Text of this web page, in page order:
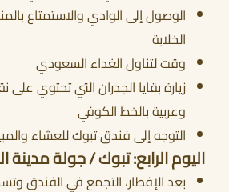
الوصول إلى الوادي والاستمتاع
الخلابة
وقت لتناول الغداء السعودي
زيارة بقايا الجدران التي تحتوي
وعربية بالخط الكوفي
التوجه إلى فندق تبوك للعشاء
اليوم الرابع: تبوك / جولة مدينة
بعد الإفطار، التجمع في الفندق